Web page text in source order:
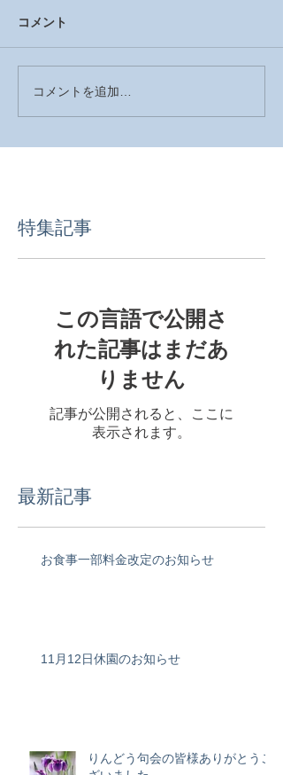
コメント
コメントを追加…
特集記事
この言語で公開さ
れた記事はまだあ
りません
記事が公開されると、ここに
表示されます。
最新記事
お食事一部料金改定のお知らせ
11月12日休園のお知らせ
りんどう句会の皆様ありがとうご